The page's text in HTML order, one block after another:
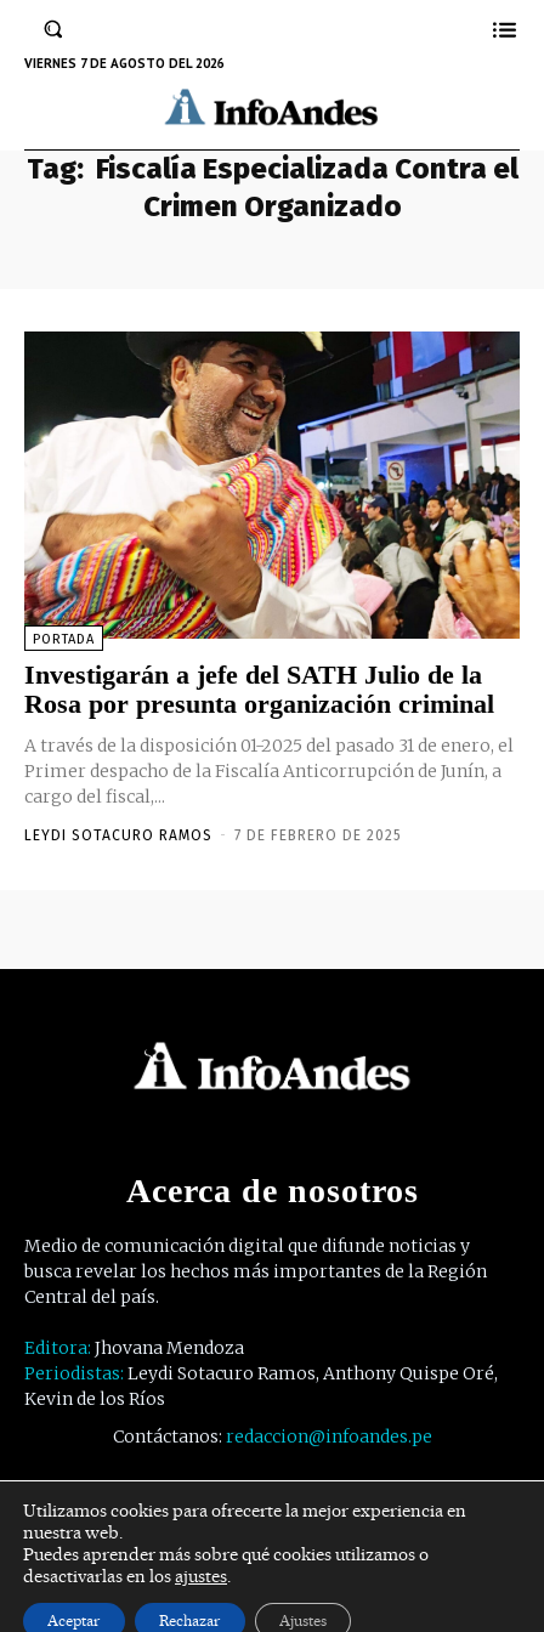
VIERNES 7 DE AGOSTO DEL 2026
Tag: Fiscalía Especializada Contra el
Crimen Organizado
PORTADA
Investigarán a jefe del SATH Julio de la
Rosa por presunta organización criminal
A través de la disposición 01-2025 del pasado 31 de enero, el
Primer despacho de la Fiscalía Anticorrupción de Junín, a
cargo del fiscal,...
LEYDI SOTACURO RAMOS - 7 DE FEBRERO DE 2025
Acerca de nosotros
Medio de comunicación digital que difunde noticias y
busca revelar los hechos más importantes de la Región
Central del país.
Editora: Jhovana Mendoza
Periodistas: Leydi Sotacuro Ramos, Anthony Quispe Oré,
Kevin de los Ríos
Contáctanos: redaccion@infoandes.pe
Síguenos
Facebook Twitter Youtube
Utilizamos cookies para ofrecerte la mejor experiencia en
nuestra web.
Puedes aprender más sobre qué cookies utilizamos o
desactivarlas en losajustes.
Aceptar Rechazar Ajustes